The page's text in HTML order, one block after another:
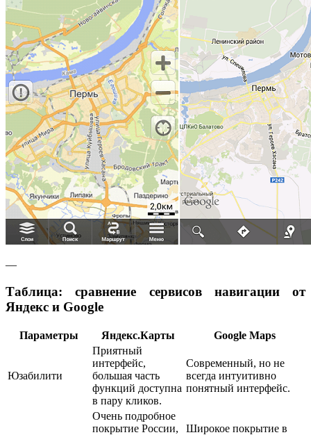
—
Таблица: cравнение сервисов навигации от
Яндекс и Google
Параметры Яндекс.Карты Google Maps
Юзабилити
Приятный
интерфейс,
большая часть
функций доступна
в пару кликов.
Современный, но не
всегда интуитивно
понятный интерфейс.
Очень подробное
покрытие России,
Широкое покрытие в